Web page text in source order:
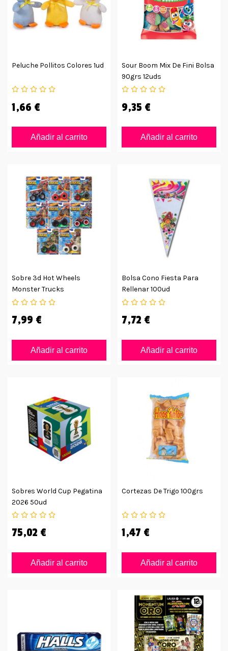
Peluche Pollitos Colores 1ud
1,66 €
Añadir al carrito
Sour Boom Mix De Fini Bolsa
90grs 12uds
9,35 €
Añadir al carrito
Sobre 3d Hot Wheels
Monster Trucks
7,99 €
Añadir al carrito
Bolsa Cono Fiesta Para
Rellenar 100ud
7,72 €
Añadir al carrito
Sobres World Cup Pegatina
2026 50ud
75,02 €
Añadir al carrito
Cortezas De Trigo 100grs
1,47 €
Añadir al carrito